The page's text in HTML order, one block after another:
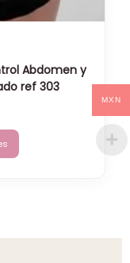
Abdomen y
ref 303
MXN